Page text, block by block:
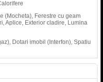
(Mocheta), Ferestre cu geam
Aplice, Exterior cladire, Lumina
Dotari imobil (Interfon), Spatiu